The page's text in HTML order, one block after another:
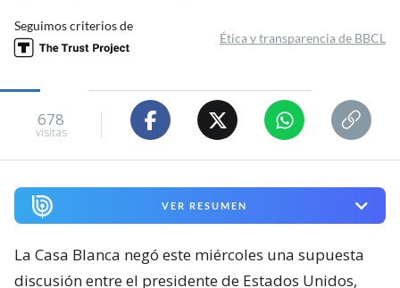
Seguimos criterios de
Ética y transparencia de BBCL
678
visitas
VER RESUMEN
La Casa Blanca negó este miércoles una supuesta
discusión entre el presidente de Estados Unidos,